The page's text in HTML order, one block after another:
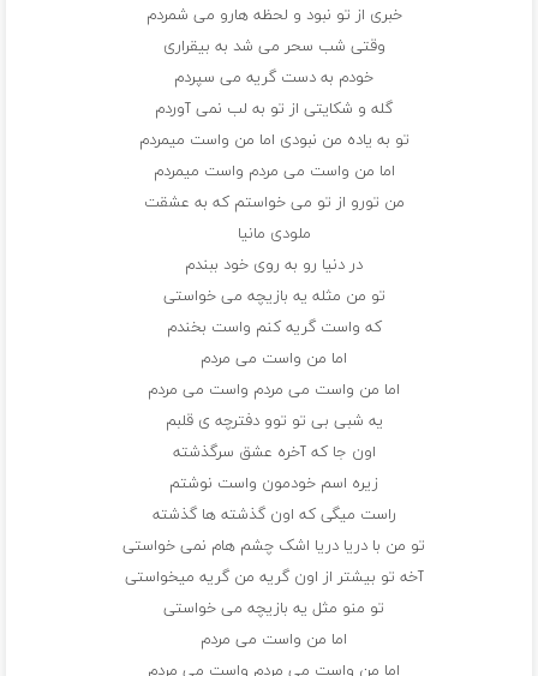
خبری از تو نبود و لحظه هارو می شمردم
وقتی شب سحر می شد به بیقراری
خودم به دست گریه می سپردم
گله و شکایتی از تو به لب نمی آوردم
تو به یاده من نبودی اما من واست میمردم
اما من واست می مردم واست میمردم
من تورو از تو می خواستم که به عشقت
ملودی مانیا
در دنیا رو به روی خود ببندم
تو من مثله یه بازیچه می خواستی
که واست گریه کنم واست بخندم
اما من واست می مردم
اما من واست می مردم واست می مردم
یه شبی بی تو توو دفترچه ی قلبم
اون جا که آخره عشق سرگذشته
زیره اسم خودمون واست نوشتم
راست میگی که اون گذشته ها گذشته
تو من با دریا دریا اشک چشم هام نمی خواستی
آخه تو بیشتر از اون گریه من گریه میخواستی
تو منو مثل یه بازیچه می خواستی
اما من واست می مردم
اما من واست می مردم واست می مردم